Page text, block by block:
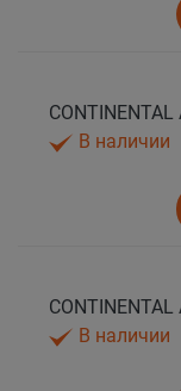
В наличии
В наличии